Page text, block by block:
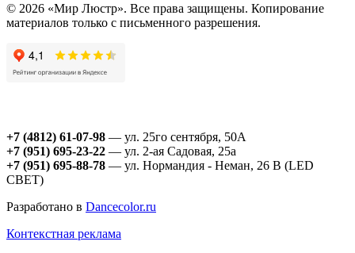
© 2026 «Мир Люстр». Все права защищены. Копирование
материалов только с письменного разрешения.
+7 (4812) 61-07-98 — ул. 25го сентября, 50А
+7 (951) 695-23-22 — ул. 2-ая Садовая, 25а
+7 (951) 695-88-78 — ул. Нормандия - Неман, 26 В (LED
СВЕТ)
Разработано в Dancecolor.ru
Контекстная реклама